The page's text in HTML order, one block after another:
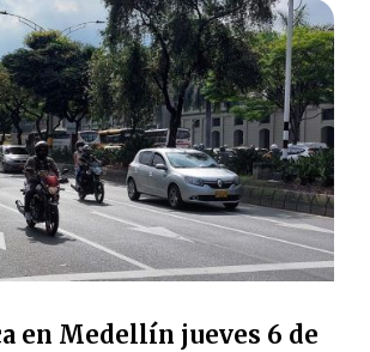
en Medellín jueves 6 de